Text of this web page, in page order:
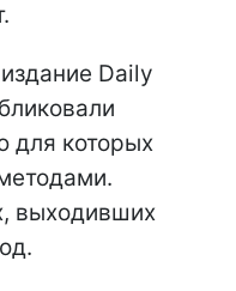
Daily
для которых
выходивших